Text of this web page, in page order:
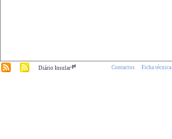
Diário Insular.pt Contactos Ficha técnica